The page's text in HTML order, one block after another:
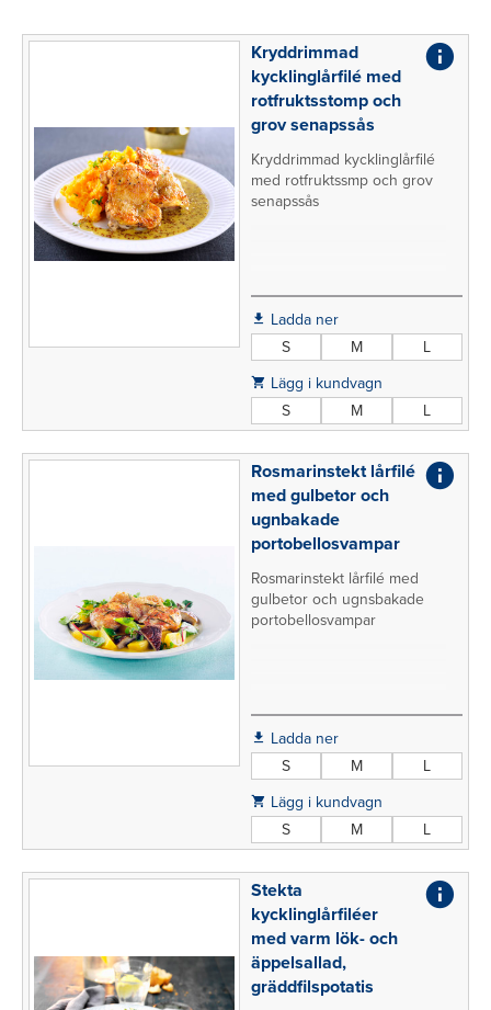
Kryddrimmad
kycklinglårfilé med
rotfruktsstomp och
grov senapssås
Kryddrimmad kycklinglårfilé
med rotfruktssmp och grov
senapssås
Ladda ner
S
M
L
Lägg i kundvagn
S
M L
Rosmarinstekt lårfilé
med gulbetor och
ugnbakade
portobellosvampar
Rosmarinstekt lårfilé med
gulbetor och ugnsbakade
portobellosvampar
Ladda ner
S
M
L
Lägg i kundvagn
S
M L
Stekta
kycklinglårfiléer
med varm lök- och
äppelsallad,
gräddfilspotatis